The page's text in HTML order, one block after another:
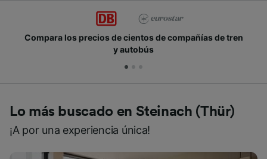
Compara los precios de cientos de compañías de tren
y autobús
Lo más buscado en Steinach (Thür)
¡A por una experiencia única!